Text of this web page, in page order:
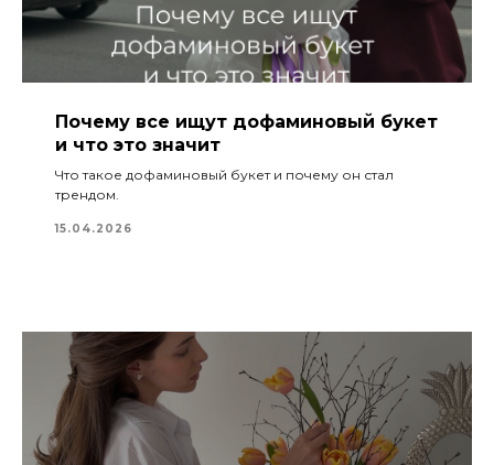
Почему все ищут дофаминовый букет
и что это значит
Что такое дофаминовый букет и почему он стал
трендом.
15.04.2026